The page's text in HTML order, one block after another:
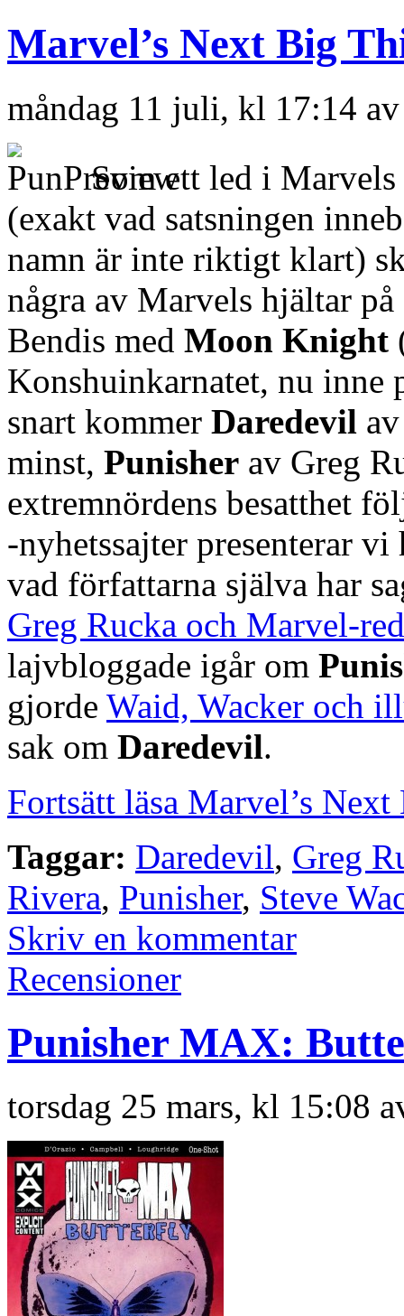
Marvel’s Next Big
måndag 11 juli, kl 17:14
Som ett led i
(exakt vad satsningen
namn är inte riktigt klart)
några av Marvels hjältar
Bendis med Moon Knight
Konshuinkarnatet, nu inne
snart kommer Daredevil
minst, Punisher av Greg
extremnördens besatthet
-nyhetssajter presenterar
vad författarna själva har
Greg Rucka och Marvel-
lajvbloggade igår om
gjorde Waid, Wacker och
sak om Daredevil.
Fortsätt läsa Marvel’s
Taggar: Daredevil, Greg
Rivera, Punisher, Steve
Skriv en kommentar
Recensioner
Punisher MAX:
torsdag 25 mars, kl 15:08